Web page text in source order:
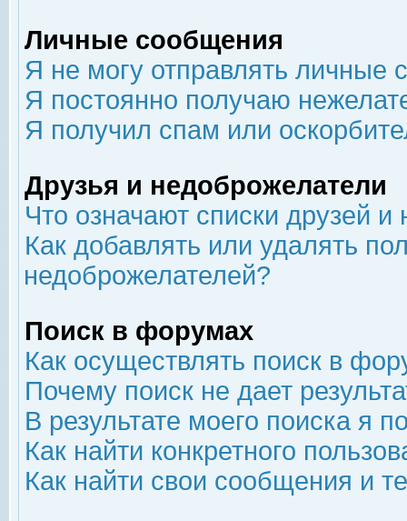
Личные сообщения
Я не могу отправлять личные
Я постоянно получаю
Я получил спам или
Друзья и недоброжелатели
Что означают списки друзей
Как добавлять или удалять
недоброжелателей?
Поиск в форумах
Как осуществлять поиск в
Почему поиск не дает
В результате моего поиска я
Как найти конкретного
Как найти свои сообщения и